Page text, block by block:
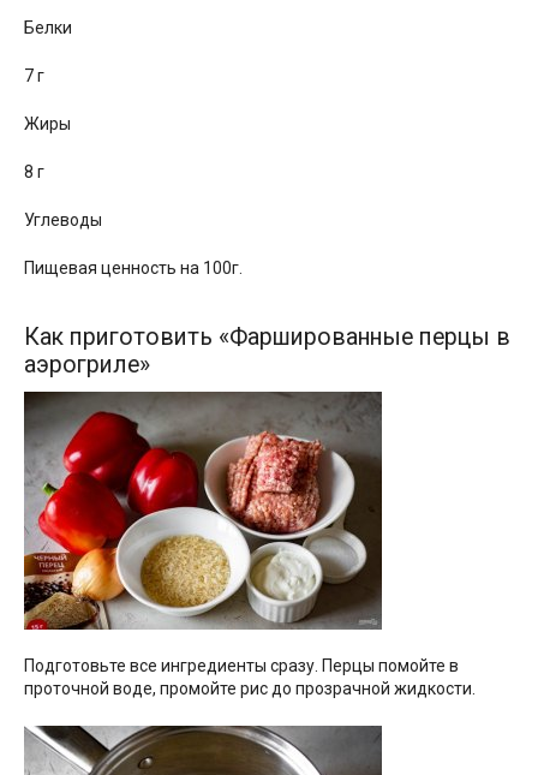
Белки
7 г
Жиры
8 г
Углеводы
Пищевая ценность на 100г.
Как приготовить «Фаршированные перцы в
аэрогриле»
Подготовьте все ингредиенты сразу. Перцы помойте в
проточной воде, промойте рис до прозрачной жидкости.